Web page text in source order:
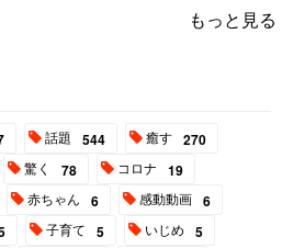
もっと見る
話題 544 癒す 270
驚く 78 コロナ 19
赤ちゃん 6 感動動画 6
子育て 5 いじめ 5